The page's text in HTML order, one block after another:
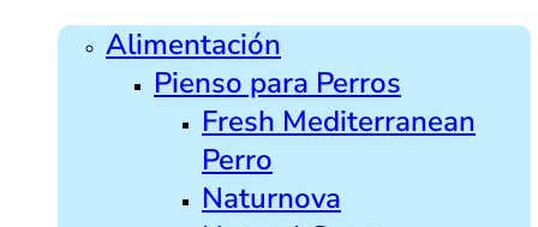
Alimentación
Pienso para Perros
Fresh Mediterranean
Perro
Naturnova